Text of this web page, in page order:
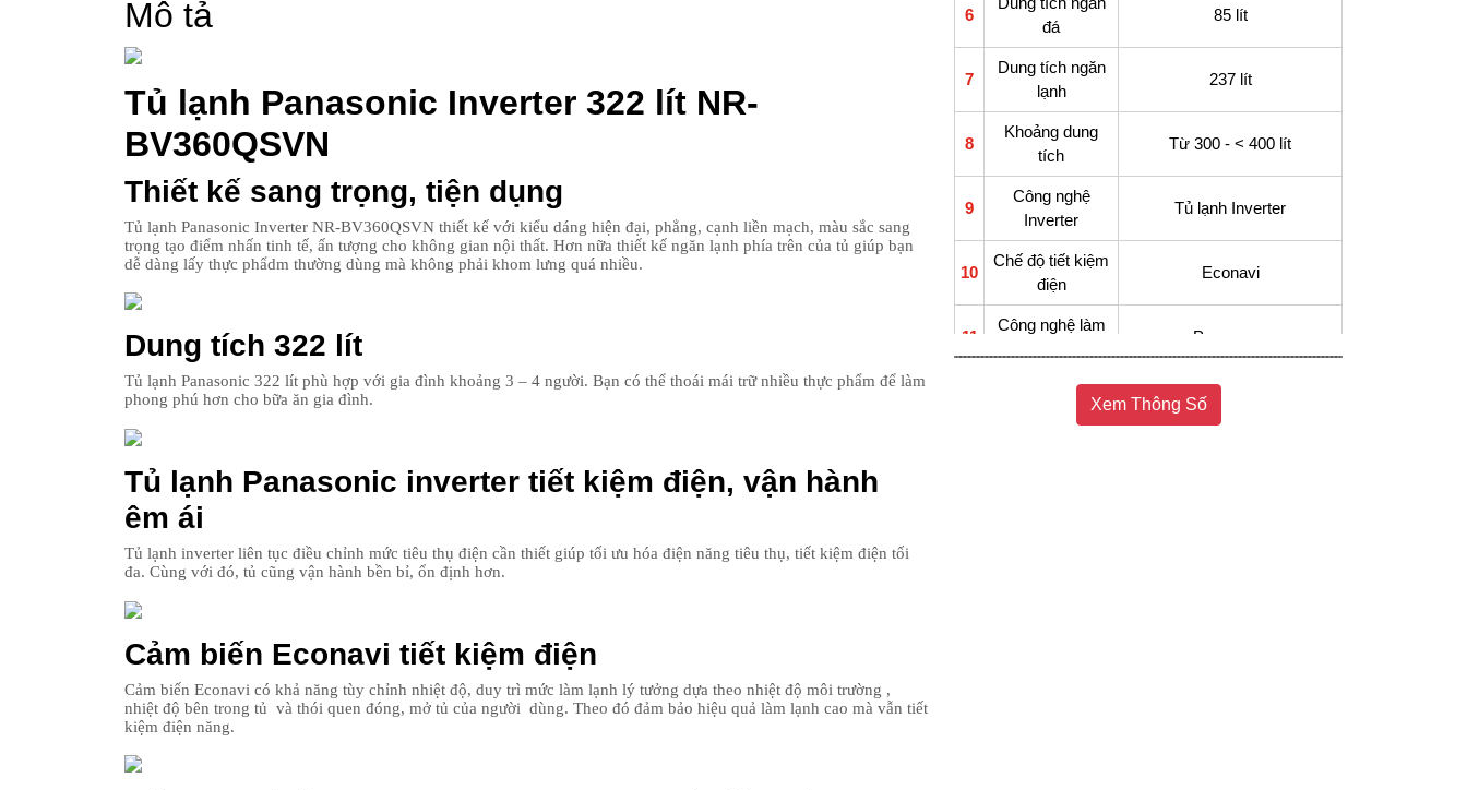
Mô tả
Tủ lạnh Panasonic Inverter 322 lít NR-
BV360QSVN
Thiết kế sang trọng, tiện dụng
Tủ lạnh Panasonic Inverter NR-BV360QSVN thiết kế với kiểu dáng hiện đại, phẳng, cạnh liền mạch, màu sắc sang
trọng tạo điểm nhấn tinh tế, ấn tượng cho không gian nội thất. Hơn nữa thiết kế ngăn lạnh phía trên của tủ giúp bạn
dễ dàng lấy thực phẩdm thường dùng mà không phải khom lưng quá nhiều.
Dung tích 322 lít
Tủ lạnh Panasonic 322 lít phù hợp với gia đình khoảng 3 – 4 người. Bạn có thể thoái mái trữ nhiều thực phẩm để làm
phong phú hơn cho bữa ăn gia đình.
Tủ lạnh Panasonic inverter tiết kiệm điện, vận hành
êm ái
Tủ lạnh inverter liên tục điều chỉnh mức tiêu thụ điện cần thiết giúp tối ưu hóa điện năng tiêu thụ, tiết kiệm điện tối
đa. Cùng với đó, tủ cũng vận hành bền bỉ, ổn định hơn.
Cảm biến Econavi tiết kiệm điện
Cảm biến Econavi có khả năng tùy chỉnh nhiệt độ, duy trì mức làm lạnh lý tưởng dựa theo nhiệt độ môi trường ,
nhiệt độ bên trong tủ và thói quen đóng, mở tủ của người dùng. Theo đó đảm bảo hiệu quả làm lạnh cao mà vẫn tiết
kiệm điện năng.
6
đá
85 lít
7
Dung tích ngăn
lạnh
237 lít
8
Khoảng dung
tích
Từ 300 - < 400 lít
9
Công nghệ
Inverter
Tủ lạnh Inverter
10
Chế độ tiết kiệm
điện
Econavi
11
Công nghệ làm
Panorama
Công nghệ
kháng khuẩn,
Công nghệ kháng khuẩn Ag
Clean với tinh thể bạc Ag+
Xem Thông Số